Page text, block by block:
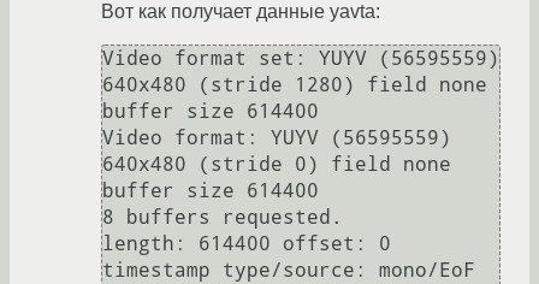
Вот как получает данные yavta:
Video format set: YUYV (56595559)
640x480 (stride 1280) field none
buffer size 614400
Video format: YUYV (56595559)
640x480 (stride 0) field none
buffer size 614400
8 buffers requested.
length: 614400 offset: 0
timestamp type/source: mono/EoF